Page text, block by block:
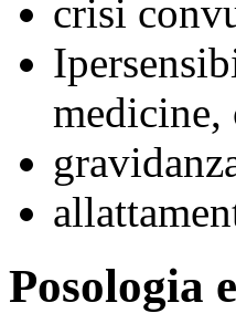
crisi
medicine,
Posologia